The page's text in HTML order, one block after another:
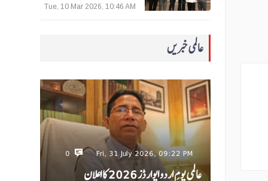
Tue, 10 Mar 2026, 10:46 AM
عالمی خبریں
Fri, 31 July 2026, 09:22 PM
0
عالمی یومِ اردو ایوارڈز 2026 کا اعلان